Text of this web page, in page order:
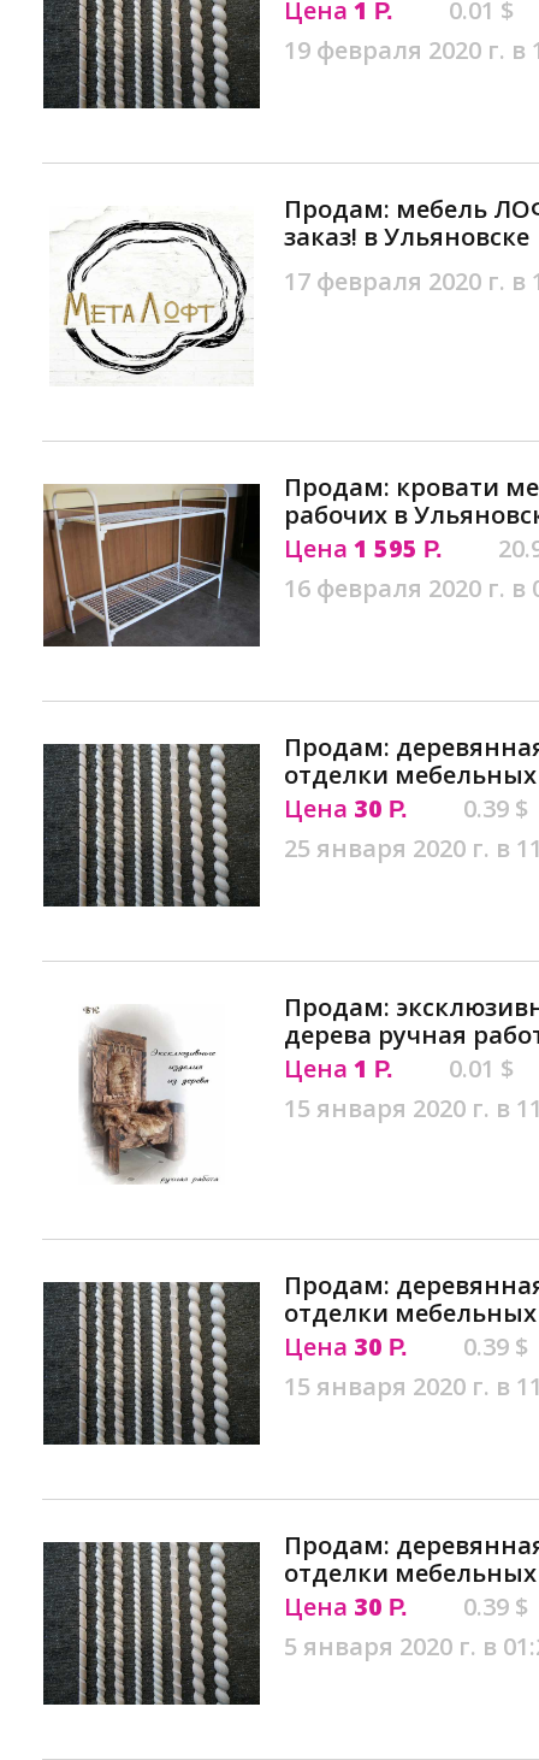
Цена 1 Р.
0.01 $
19 февраля 2020 г. в
Продам: мебель
заказ! в Ульяновске
17 февраля 2020 г. в
Продам: кровати
рабочих в
Цена 1 595 Р.
16 февраля 2020 г. в
Продам:
отделки
Цена 30 Р.
0.39 $
25 января 2020 г. в
Продам:
дерева ручная
Цена 1 Р.
0.01 $
15 января 2020 г. в
Продам:
отделки
Цена 30 Р.
0.39 $
15 января 2020 г. в
Продам:
отделки
Цена 30 Р.
0.39 $
5 января 2020 г. в